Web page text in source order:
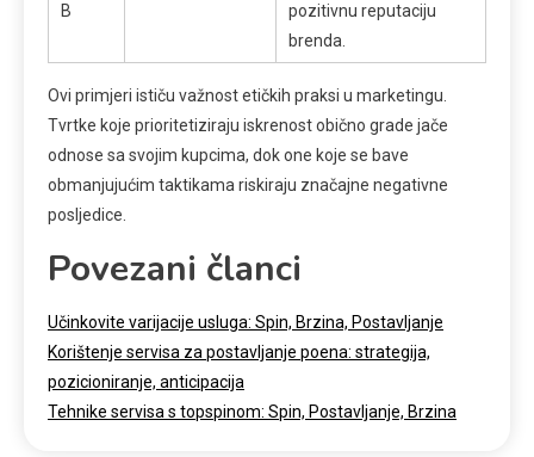
B
pozitivnu reputaciju
brenda.
Ovi primjeri ističu važnost etičkih praksi u marketingu.
Tvrtke koje prioritetiziraju iskrenost obično grade jače
odnose sa svojim kupcima, dok one koje se bave
obmanjujućim taktikama riskiraju značajne negativne
posljedice.
Povezani članci
Učinkovite varijacije usluga: Spin, Brzina, Postavljanje
Korištenje servisa za postavljanje poena: strategija,
pozicioniranje, anticipacija
Tehnike servisa s topspinom: Spin, Postavljanje, Brzina